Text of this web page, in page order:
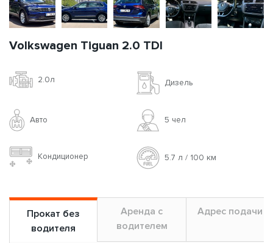
Volkswagen Tiguan 2.0 TDI
2.0л Дизель
Авто 5 чел
Кондиционер 5.7 л / 100 км
Прокат без
водителя
Аренда с
водителем
Адрес подачи